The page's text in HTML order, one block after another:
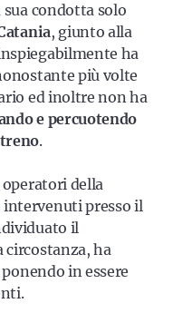
condotta solo
, giunto alla
ha
più volte
ed inoltre non ha
e percuotendo
.
operatori della
intervenuti presso il
il
circostanza, ha
in essere